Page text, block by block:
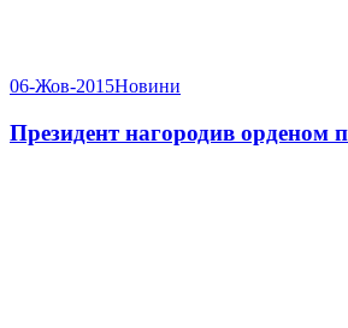
06-Жов-2015Новини
Президент нагородив орденом